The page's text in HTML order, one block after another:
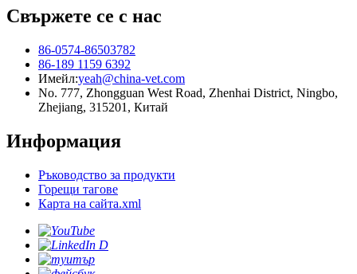
Свържете се с нас
86-0574-86503782
86-189 1159 6392
Имейл:yeah@china-vet.com
No. 777, Zhongguan West Road, Zhenhai District, Ningbo,
Zhejiang, 315201, Китай
Информация
Ръководство за продукти
Горещи тагове
Карта на сайта.xml